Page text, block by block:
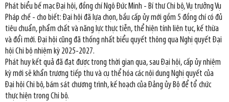
Phát biểu bế mạc Đại hội, đồng chí Ngô Đức Minh - Bí thư Chi bộ, Vụ trưởng Vụ
Pháp chế - cho biết: Đại hội đã lựa chọn, bầu cấp ủy mới gồm 5 đồng chí có đủ
tiêu chuẩn, phẩm chất và năng lực thực tiễn, thể hiện tính liên tục, kế thừa
và đổi mới. Đại hội cũng đã thống nhất biểu quyết thông qua Nghị quyết Đại
hội Chi bộ nhiệm kỳ 2025-2027.
Phát huy kết quả đã đạt được trong thời gian qua, sau Đại hội, cấp ủy nhiệm
kỳ mới sẽ khẩn trương tiếp thu và cụ thể hóa các nội dung Nghị quyết của
Đại hội Chi bộ, bám sát chương trình, kế hoạch của Đảng ủy Bộ để tổ chức
thực hiện trong Chi bộ.